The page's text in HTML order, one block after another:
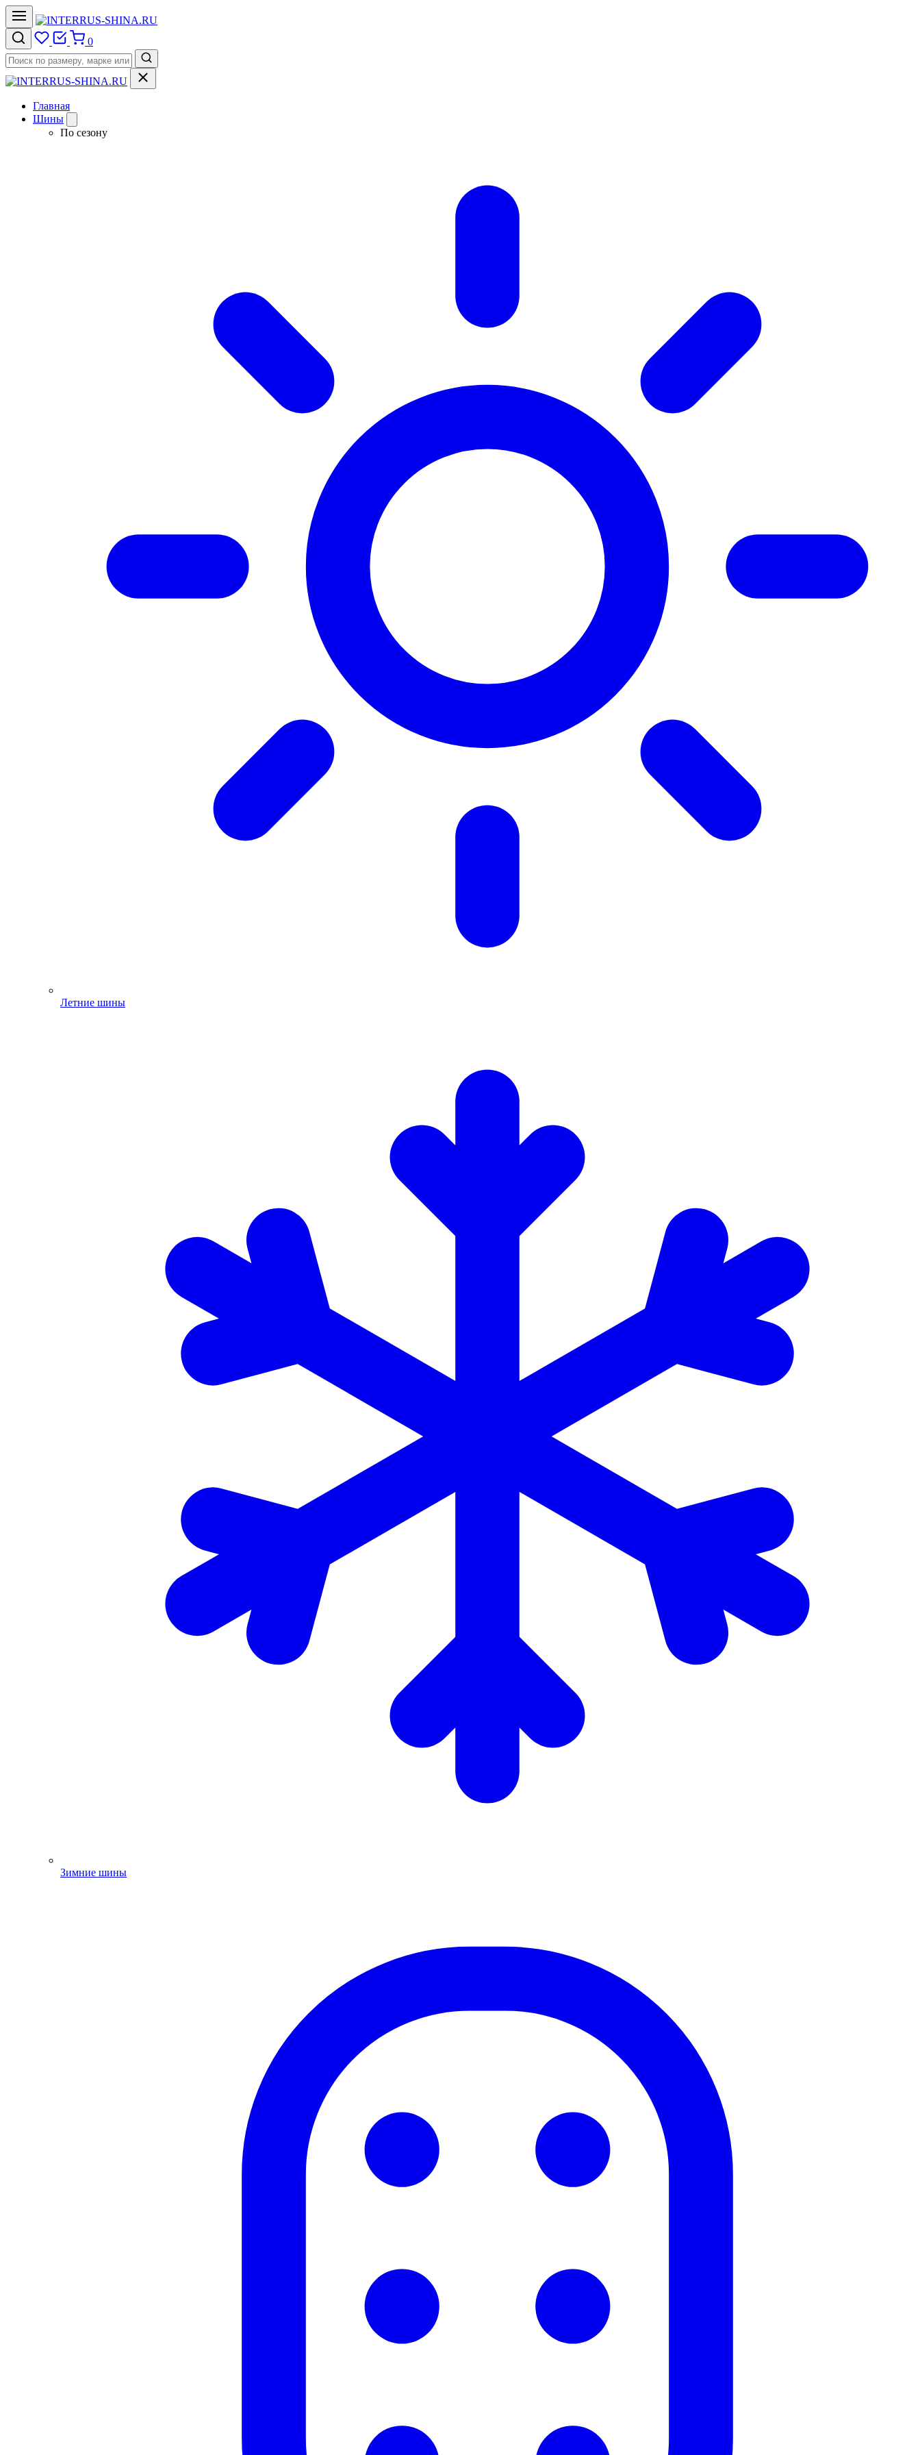
0
Главная
Шины
По сезону
Летние шины
Зимние шины